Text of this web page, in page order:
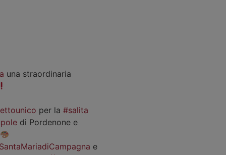
una straordinaria
per la#salita
di Pordenone e
e